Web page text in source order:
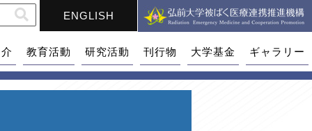
ENGLISH
教育活動 研究活動 刊行物 大学基金 ギャラリー